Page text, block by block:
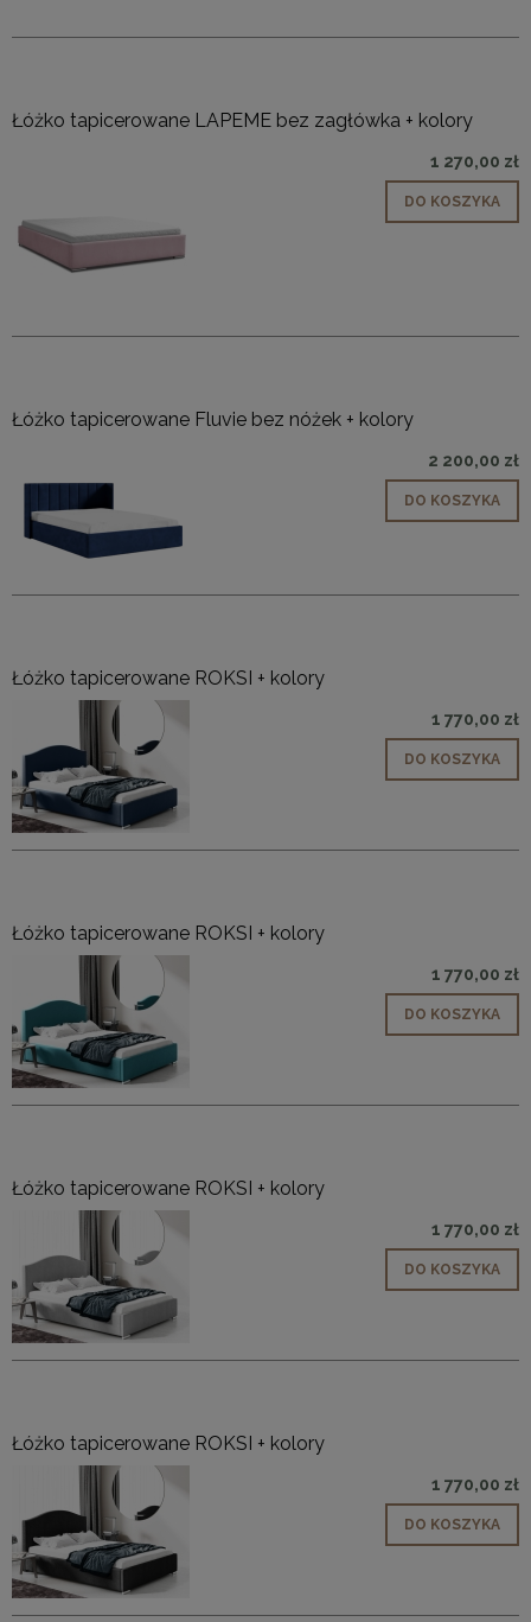
Łóżko tapicerowane LAPEME bez zagłówka + kolory
1 270,00 zł
DO KOSZYKA
Łóżko tapicerowane Fluvie bez nóżek + kolory
2 200,00 zł
DO KOSZYKA
Łóżko tapicerowane ROKSI + kolory
1 770,00 zł
DO KOSZYKA
Łóżko tapicerowane ROKSI + kolory
1 770,00 zł
DO KOSZYKA
Łóżko tapicerowane ROKSI + kolory
1 770,00 zł
DO KOSZYKA
Łóżko tapicerowane ROKSI + kolory
1 770,00 zł
DO KOSZYKA